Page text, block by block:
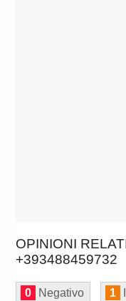
OPINIONI
+393488459732
0 Negativo 1